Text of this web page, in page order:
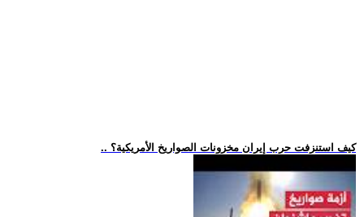
.. كيف استنزفت حرب إيران مخزونات الصواريخ الأمريكية؟